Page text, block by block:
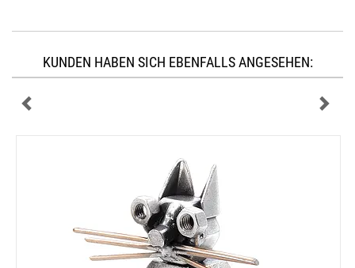
KUNDEN HABEN SICH EBENFALLS ANGESEHEN: